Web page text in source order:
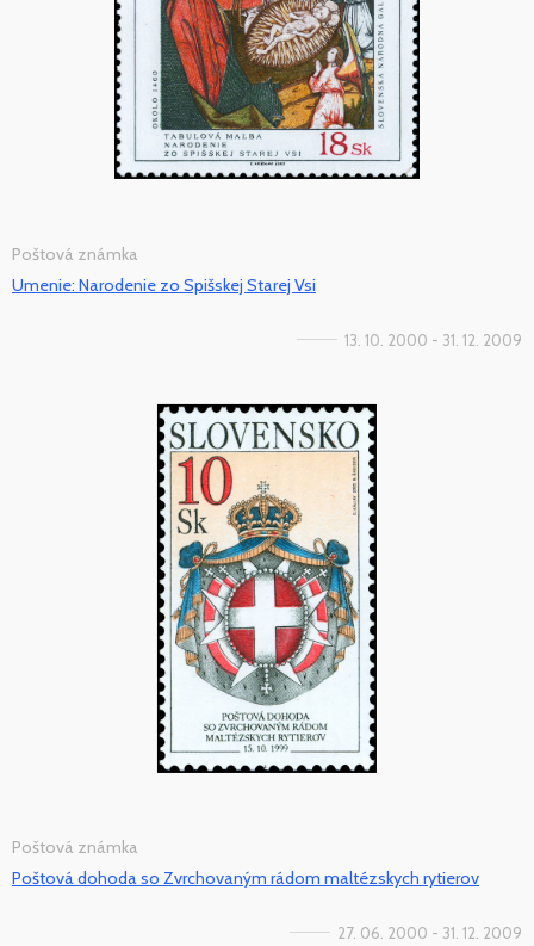
Poštová známka
Umenie: Narodenie zo Spišskej Starej Vsi
13. 10. 2000 - 31. 12. 2009
Poštová známka
Poštová dohoda so Zvrchovaným rádom maltézskych rytierov
27. 06. 2000 - 31. 12. 2009